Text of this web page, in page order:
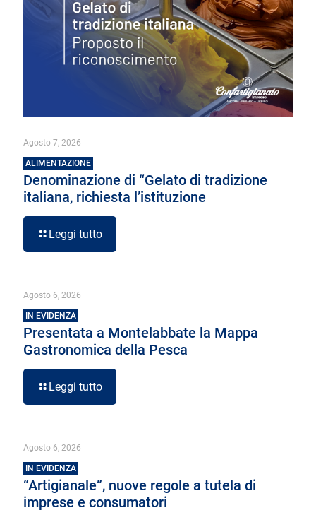
Agosto 7, 2026
ALIMENTAZIONE
Denominazione di “Gelato di tradizione
italiana, richiesta l’istituzione
Leggi tutto
Agosto 6, 2026
IN EVIDENZA
Presentata a Montelabbate la Mappa
Gastronomica della Pesca
Leggi tutto
Agosto 6, 2026
IN EVIDENZA
“Artigianale”, nuove regole a tutela di
imprese e consumatori